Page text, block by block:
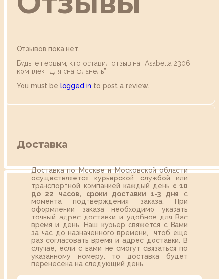
Отзывов пока нет.
Будьте первым, кто оставил отзыв на “Asabella 2306
комплект для сна фланель”
You must be logged in to post a review.
Доставка
Доставка по Москве и Московской области
осуществляется курьерской службой или
транспортной компанией каждый день с 10
до 22 часов,
сроки доставки 1-3 дня с
момента подтверждения заказа. При
оформлении заказа необходимо указать
точный адрес доставки и удобное для Вас
время и день. Наш курьер свяжется с Вами
за час до назначенного времени, чтоб еще
раз согласовать время и адрес доставки. В
случае, если с вами не смогут связаться по
указанному номеру, то доставка будет
перенесена на следующий день.